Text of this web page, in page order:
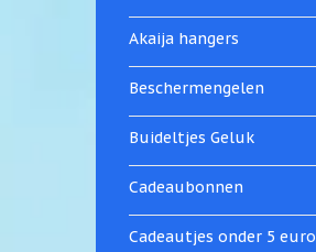
Akaija hangers
Beschermengelen
Buideltjes Geluk
Cadeaubonnen
Cadeautjes onder 5 euro